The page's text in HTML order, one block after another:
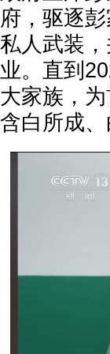
府，驱逐
私人武装
业。直到
大家族，
含白所成